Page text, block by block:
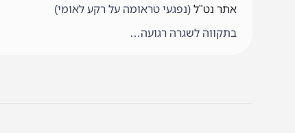
אתר נט"ל (נפגעי טראומה על רקע לאומי)
בתקווה לשגרה רגועה…